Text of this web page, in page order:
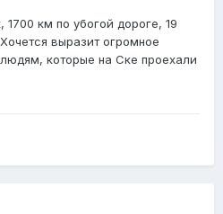
км по убогой дороге, 19
выразит огромное
которые на Ске проехали